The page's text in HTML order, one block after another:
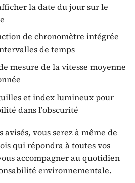
la date du jour sur le
de chronomètre intégrée
de temps
mesure de la vitesse moyenne
et index lumineux pour
dans l’obscurité
avisés, vous serez à même de
qui répondra à toutes vos
accompagner au quotidien
environnementale.